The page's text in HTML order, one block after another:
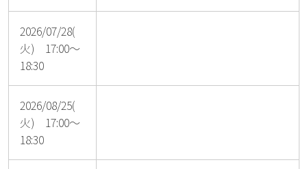
2026/07/28(
火) 17:00～
18:30
2026/08/25(
火) 17:00～
18:30